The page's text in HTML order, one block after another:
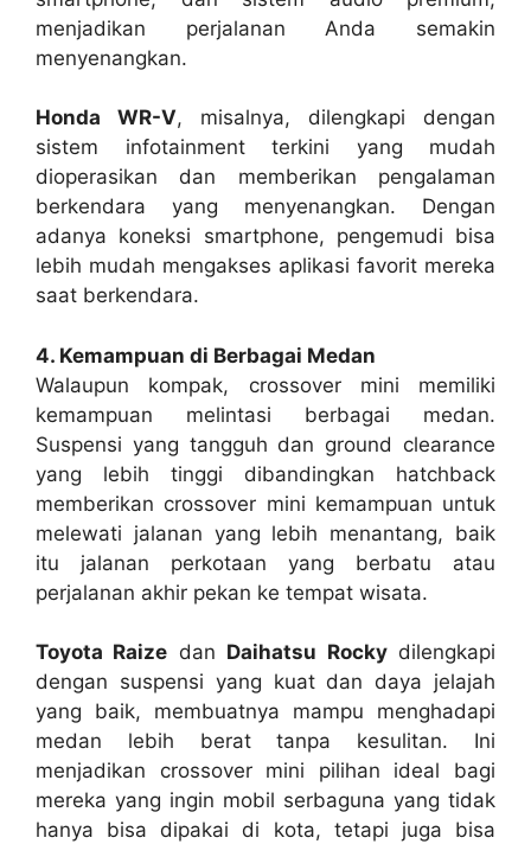
menjadikan perjalanan Anda semakin
menyenangkan.
Honda WR-V, misalnya, dilengkapi dengan
sistem infotainment terkini yang mudah
dioperasikan dan memberikan pengalaman
berkendara yang menyenangkan. Dengan
adanya koneksi smartphone, pengemudi bisa
lebih mudah mengakses aplikasi favorit mereka
saat berkendara.
4. Kemampuan di Berbagai Medan
Walaupun kompak, crossover mini memiliki
kemampuan melintasi berbagai medan.
Suspensi yang tangguh dan ground clearance
yang lebih tinggi dibandingkan hatchback
memberikan crossover mini kemampuan untuk
melewati jalanan yang lebih menantang, baik
itu jalanan perkotaan yang berbatu atau
perjalanan akhir pekan ke tempat wisata.
Toyota Raize dan Daihatsu Rockydilengkapi
dengan suspensi yang kuat dan daya jelajah
yang baik, membuatnya mampu menghadapi
medan lebih berat tanpa kesulitan. Ini
menjadikan crossover mini pilihan ideal bagi
mereka yang ingin mobil serbaguna yang tidak
hanya bisa dipakai di kota, tetapi juga bisa